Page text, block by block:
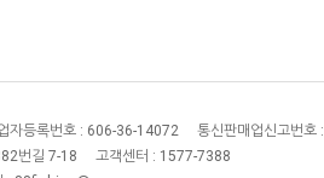
자등록번호 : 606-36-14072 통신판매업신고번호 :
번길 7-18 고객센터 : 1577-7388